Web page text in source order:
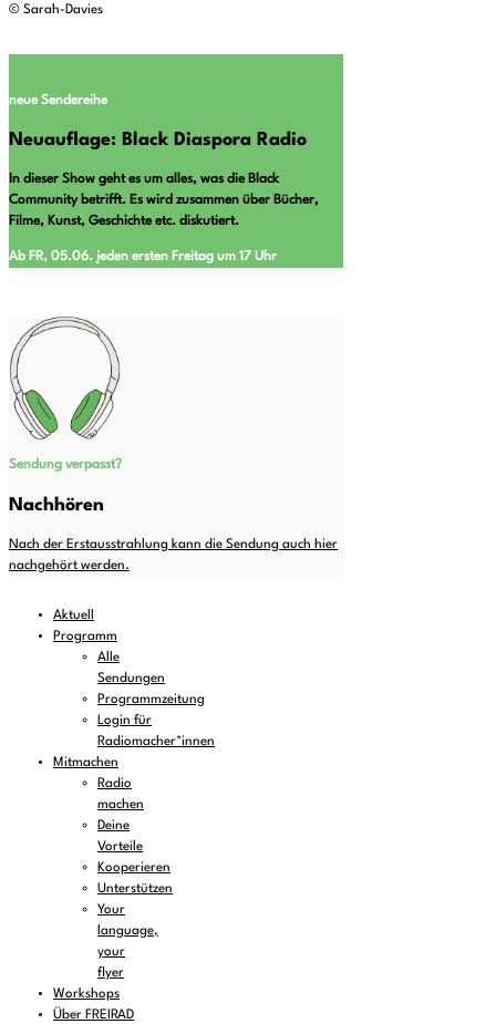
© Sarah-Davies
neue Sendereihe
Neuauflage: Black Diaspora Radio
In dieser Show geht es um alles, was die Black
Community betrifft. Es wird zusammen über Bücher,
Filme, Kunst, Geschichte etc. diskutiert.
Ab FR, 05.06. jeden ersten Freitag um 17 Uhr
Sendung verpasst?
Nachhören
Nach der Erstausstrahlung kann die Sendung auch hier
nachgehört werden.
Aktuell
Programm
Alle
Sendungen
Programmzeitung
Login für
Radiomacher*innen
Mitmachen
Radio
machen
Deine
Vorteile
Kooperieren
Unterstützen
Your
language,
your
flyer
Workshops
Über FREIRAD